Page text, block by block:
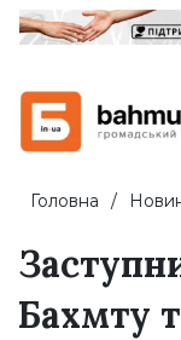
Головна
Бахмту